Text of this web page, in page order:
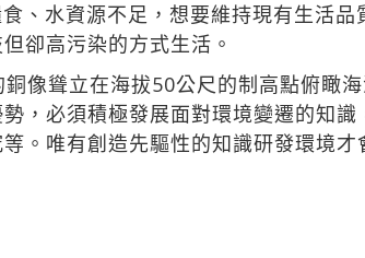
、水資源不足，想要維持現有生活品
卻高污染的方式生活。
像聳立在海拔50公尺的制高點俯瞰
，必須積極發展面對環境變遷的知
。唯有創造先驅性的知識研發環境